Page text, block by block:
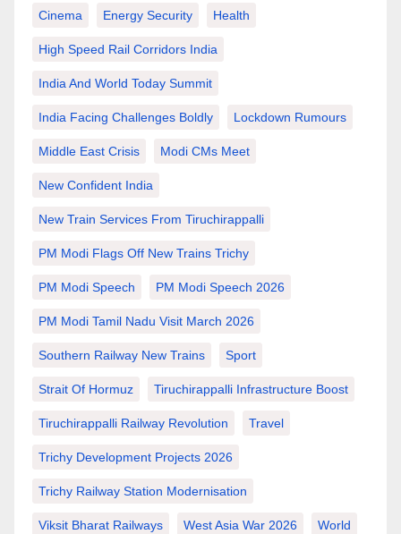
Cinema Energy Security Health
High Speed Rail Corridors India
India And World Today Summit
India Facing Challenges Boldly Lockdown Rumours
Middle East Crisis Modi CMs Meet
New Confident India
New Train Services From Tiruchirappalli
PM Modi Flags Off New Trains Trichy
PM Modi Speech PM Modi Speech 2026
PM Modi Tamil Nadu Visit March 2026
Southern Railway New Trains Sport
Strait Of Hormuz Tiruchirappalli Infrastructure Boost
Tiruchirappalli Railway Revolution Travel
Trichy Development Projects 2026
Trichy Railway Station Modernisation
Viksit Bharat Railways West Asia War 2026 World